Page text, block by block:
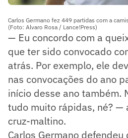
Carlos Germano fez 449 partidas com a
(Foto: Alvaro Rosa / Lance!Press)
— Eu concordo com a
que ter sido convocado
atrás. Por exemplo, ele
nas convocações do ano
início desse ano também.
tudo muito rápidas, né? —
cruz-maltino.
Carlos Germano